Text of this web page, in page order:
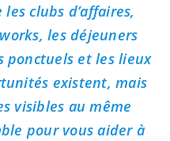
clubs d’affaires,
les déjeuners
ponctuels et les lieux
existent, mais
visibles au même
pour vous aider à